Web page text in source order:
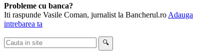
Probleme cu banca?
Iti raspunde Vasile Coman, jurnalist la Bancherul.ro Adauga
intrebarea ta
Cauta
in
🔍